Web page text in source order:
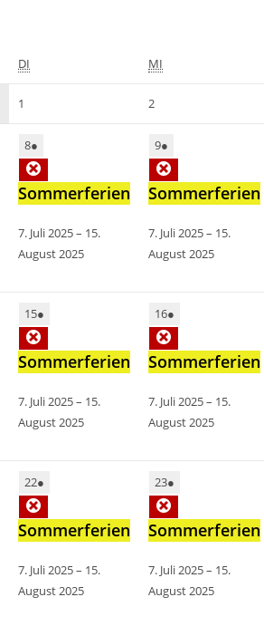
DI MI
1 2
8●
Sommerferien
7. Juli 2025– 15.
August 2025
9●
Sommerferien
7. Juli 2025– 15.
August 2025
15●
Sommerferien
7. Juli 2025– 15.
August 2025
16●
Sommerferien
7. Juli 2025– 15.
August 2025
22●
Sommerferien
7. Juli 2025– 15.
August 2025
23●
Sommerferien
7. Juli 2025– 15.
August 2025